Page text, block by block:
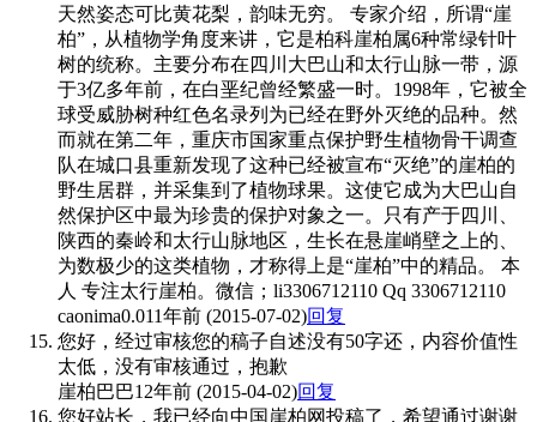
天然姿态可比黄花梨，韵味无穷。 专家介绍，所谓“崖
柏”，从植物学角度来讲，它是柏科崖柏属6种常绿针叶
树的统称。主要分布在四川大巴山和太行山脉一带，源
于3亿多年前，在白垩纪曾经繁盛一时。1998年，它被全
球受威胁树种红色名录列为已经在野外灭绝的品种。然
而就在第二年，重庆市国家重点保护野生植物骨干调查
队在城口县重新发现了这种已经被宣布“灭绝”的崖柏的
野生居群，并采集到了植物球果。这使它成为大巴山自
然保护区中最为珍贵的保护对象之一。只有产于四川、
陕西的秦岭和太行山脉地区，生长在悬崖峭壁之上的、
为数极少的这类植物，才称得上是“崖柏”中的精品。 本
人 专注太行崖柏。微信；li3306712110 Qq 3306712110
caonima0.011年前 (2015-07-02)回复
您好，经过审核您的稿子自述没有50字还，内容价值性
太低，没有审核通过，抱歉
崖柏巴巴12年前 (2015-04-02)回复
您好站长，我已经向中国崖柏网投稿了，希望通过谢谢